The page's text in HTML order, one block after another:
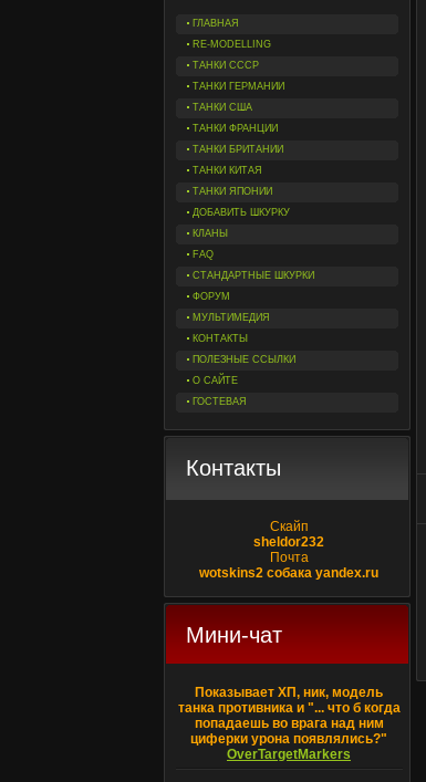
ГЛАВНАЯ
RE-MODELLING
ТАНКИ СССР
ТАНКИ ГЕРМАНИИ
ТАНКИ США
ТАНКИ ФРАНЦИИ
ТАНКИ БРИТАНИИ
ТАНКИ КИТАЯ
ТАНКИ ЯПОНИИ
ДОБАВИТЬ ШКУРКУ
КЛАНЫ
FAQ
СТАНДАРТНЫЕ ШКУРКИ
ФОРУМ
МУЛЬТИМЕДИЯ
КОНТАКТЫ
ПОЛЕЗНЫЕ ССЫЛКИ
О САЙТЕ
ГОСТЕВАЯ
Контакты
Скайп
sheldor232
Почта
wotskins2 собака yandex.ru
Мини-чат
Показывает ХП, ник, модель
танка противника и "... что б когда
попадаешь во врага над ним
циферки урона появлялись?"
OverTargetMarkers